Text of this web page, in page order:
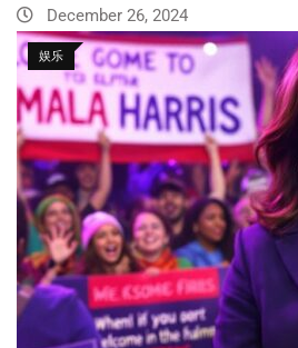
December 26, 2024
娱乐